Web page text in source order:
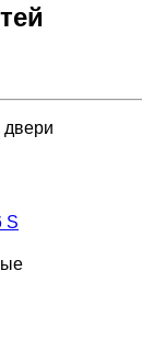
двери
S